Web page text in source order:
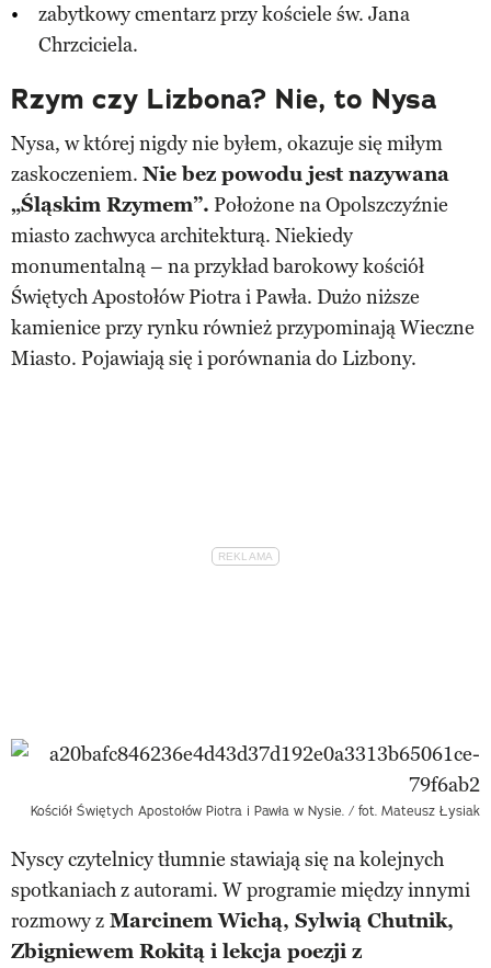
zabytkowy cmentarz przy kościele św. Jana
Chrzciciela.
Rzym czy Lizbona? Nie, to Nysa
Nysa, w której nigdy nie byłem, okazuje się miłym
zaskoczeniem. Nie bez powodu jest nazywana
„Śląskim Rzymem”. Położone na Opolszczyźnie
miasto zachwyca architekturą. Niekiedy
monumentalną – na przykład barokowy kościół
Świętych Apostołów Piotra i Pawła. Dużo niższe
kamienice przy rynku również przypominają Wieczne
Miasto. Pojawiają się i porównania do Lizbony.
Kościół Świętych Apostołów Piotra i Pawła w Nysie. / fot. Mateusz Łysiak
Nyscy czytelnicy tłumnie stawiają się na kolejnych
spotkaniach z autorami. W programie między innymi
rozmowy z Marcinem Wichą, Sylwią Chutnik,
Zbigniewem Rokitą i lekcja poezji z